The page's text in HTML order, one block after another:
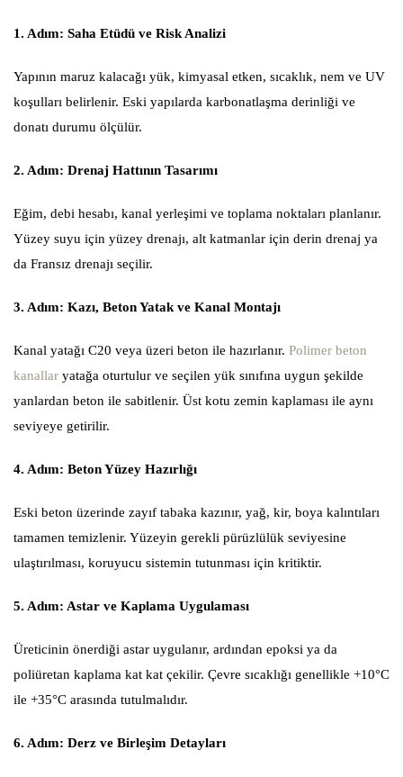
1. Adım: Saha Etüdü ve Risk Analizi
Yapının maruz kalacağı yük, kimyasal etken, sıcaklık, nem ve UV
koşulları belirlenir. Eski yapılarda karbonatlaşma derinliği ve
donatı durumu ölçülür.
2. Adım: Drenaj Hattının Tasarımı
Eğim, debi hesabı, kanal yerleşimi ve toplama noktaları planlanır.
Yüzey suyu için yüzey drenajı, alt katmanlar için derin drenaj ya
da Fransız drenajı seçilir.
3. Adım: Kazı, Beton Yatak ve Kanal Montajı
Kanal yatağı C20 veya üzeri beton ile hazırlanır. Polimer beton
kanallar yatağa oturtulur ve seçilen yük sınıfına uygun şekilde
yanlardan beton ile sabitlenir. Üst kotu zemin kaplaması ile aynı
seviyeye getirilir.
4. Adım: Beton Yüzey Hazırlığı
Eski beton üzerinde zayıf tabaka kazınır, yağ, kir, boya kalıntıları
tamamen temizlenir. Yüzeyin gerekli pürüzlülük seviyesine
ulaştırılması, koruyucu sistemin tutunması için kritiktir.
5. Adım: Astar ve Kaplama Uygulaması
Üreticinin önerdiği astar uygulanır, ardından epoksi ya da
poliüretan kaplama kat kat çekilir. Çevre sıcaklığı genellikle +10°C
ile +35°C arasında tutulmalıdır.
6. Adım: Derz ve Birleşim Detayları